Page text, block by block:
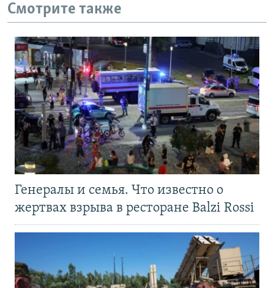
Смотрите также
Генералы и семья. Что известно о
жертвах взрыва в ресторане Balzi Rossi